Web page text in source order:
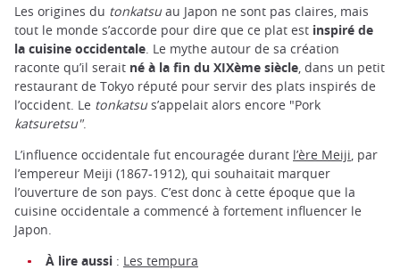
Les origines du tonkatsuau Japon ne sont pas claires, mais
tout le monde s’accorde pour dire que ce plat est inspiré de
la cuisine occidentale . Le mythe autour de sa création
raconte qu’il serait né à la fin du XIXème siècle , dans un petit
restaurant de Tokyo réputé pour servir des plats inspirés de
l’occident. Le tonkatsus’appelait alors encore "Pork
katsuretsu".
L’influence occidentale fut encouragée durant l’ère Meiji , par
l’empereur Meiji (1867-1912), qui souhaitait marquer
l’ouverture de son pays. C’est donc à cette époque que la
cuisine occidentale a commencé à fortement influencer le
Japon.
À lire aussi : Les tempura